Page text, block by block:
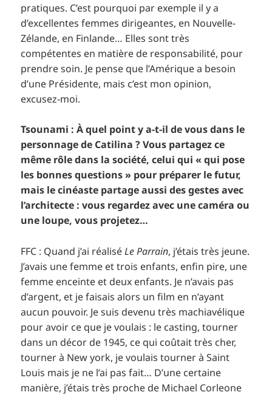
pratiques. C’est pourquoi par exemple il y a
d’excellentes femmes dirigeantes, en Nouvelle-
Zélande, en Finlande… Elles sont très
compétentes en matière de responsabilité, pour
prendre soin. Je pense que l’Amérique a besoin
d’une Présidente, mais c’est mon opinion,
excusez-moi.
Tsounami : À quel point y a-t-il de vous dans le
personnage de Catilina ? Vous partagez ce
même rôle dans la société, celui qui « qui pose
les bonnes questions » pour préparer le futur,
mais le cinéaste partage aussi des gestes avec
l’architecte : vous regardez avec une caméra ou
une loupe, vous projetez…
FFC : Quand j’ai réaliséLe Parrain, j’étais très jeune.
J’avais une femme et trois enfants, enfin pire, une
femme enceinte et deux enfants. Je n’avais pas
d’argent, et je faisais alors un film en n’ayant
aucun pouvoir. Je suis devenu très machiavélique
pour avoir ce que je voulais : le casting, tourner
dans un décor de 1945, ce qui coûtait très cher,
tourner à New york, je voulais tourner à Saint
Louis mais je ne l’ai pas fait… D’une certaine
manière, j’étais très proche de Michael Corleone